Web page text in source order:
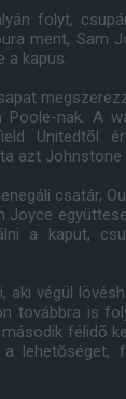
folyt,
ment, Sam
a kapus.
nak. A
Unitedtõl
azt Johnstone
csatár,
a kaput,
aki végül
továbbra is
félidõ
lehetõséget,